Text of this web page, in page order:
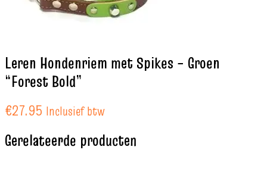
Leren Hondenriem met Spikes – Groen
“Forest Bold”
€27.95 Inclusief btw
Gerelateerde producten